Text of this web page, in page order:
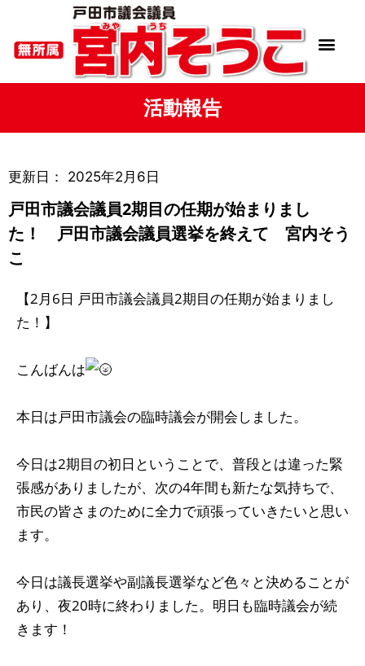
活動報告
更新日： 2025年2月6日
戸田市議会議員2期目の任期が始まりまし
た！ 戸田市議会議員選挙を終えて 宮内そう
こ
【2月6日 戸田市議会議員2期目の任期が始まりまし
た！】
こんばんは
本日は戸田市議会の臨時議会が開会しました。
今日は2期目の初日ということで、普段とは違った緊
張感がありましたが、次の4年間も新たな気持ちで、
市民の皆さまのために全力で頑張っていきたいと思い
ます。
今日は議長選挙や副議長選挙など色々と決めることが
あり、夜20時に終わりました。明日も臨時議会が続
きます！